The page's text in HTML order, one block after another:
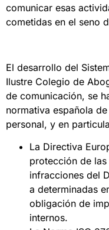
comunicar esas
cometidas en el seno
El desarrollo del
Ilustre Colegio de
de comunicación, se
normativa española
personal, y en
La Directiva
protección de
infracciones del
a determinadas
obligación de
internos.